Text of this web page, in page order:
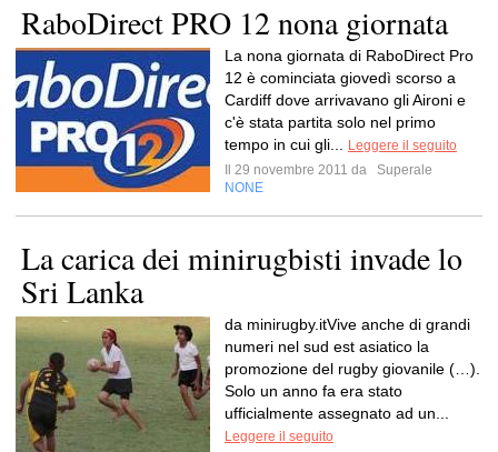
RaboDirect PRO 12 nona giornata
La nona giornata di RaboDirect Pro
12 è cominciata giovedì scorso a
Cardiff dove arrivavano gli Aironi e
c'è stata partita solo nel primo
tempo in cui gli...
Leggere il seguito
Il 29 novembre 2011 da
Superale
NONE
La carica dei minirugbisti invade lo
Sri Lanka
da minirugby.itVive anche di grandi
numeri nel sud est asiatico la
promozione del rugby giovanile (…).
Solo un anno fa era stato
ufficialmente assegnato ad un...
Leggere il seguito